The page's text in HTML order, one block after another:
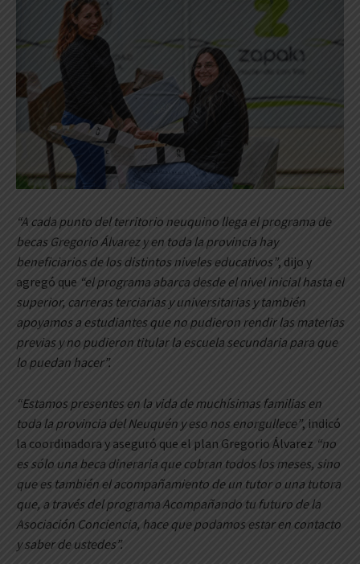
“A cada punto del territorio neuquino llega el programa de
becas Gregorio Álvarez y en toda la provincia hay
beneficiarios de los distintos niveles educativos”, dijo y
agregó que “el programa abarca desde el nivel inicial hasta el
superior, carreras terciarias y universitarias y también
apoyamos a estudiantes que no pudieron rendir las materias
previas y no pudieron titular la escuela secundaria para que
lo puedan hacer”.
“Estamos presentes en la vida de muchísimas familias en
toda la provincia del Neuquén y eso nos enorgullece”, indicó
la coordinadora y aseguró que el plan Gregorio Álvarez “no
es sólo una beca dineraria que cobran todos los meses, sino
que es también el acompañamiento de un tutor o una tutora
que, a través del programa Acompañando tu futuro de la
Asociación Conciencia, hace que podamos estar en contacto
y saber de ustedes”.